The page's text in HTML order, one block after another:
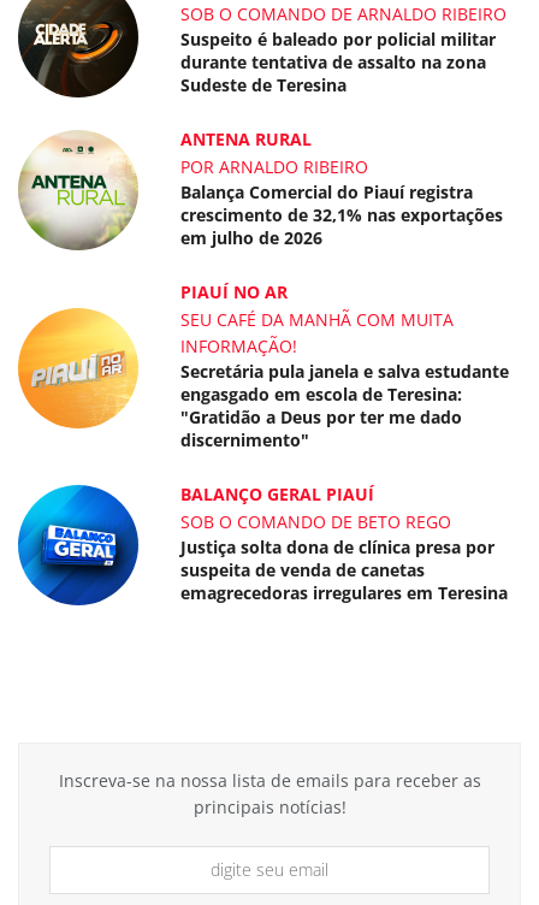
SOB O COMANDO DE ARNALDO RIBEIRO
Suspeito é baleado por policial militar
durante tentativa de assalto na zona
Sudeste de Teresina
ANTENA RURAL
POR ARNALDO RIBEIRO
Balança Comercial do Piauí registra
crescimento de 32,1% nas exportações
em julho de 2026
PIAUÍ NO AR
SEU CAFÉ DA MANHÃ COM MUITA
INFORMAÇÃO!
Secretária pula janela e salva estudante
engasgado em escola de Teresina:
"Gratidão a Deus por ter me dado
discernimento"
BALANÇO GERAL PIAUÍ
SOB O COMANDO DE BETO REGO
Justiça solta dona de clínica presa por
suspeita de venda de canetas
emagrecedoras irregulares em Teresina
Inscreva-se na nossa lista de emails para receber as
principais notícias!